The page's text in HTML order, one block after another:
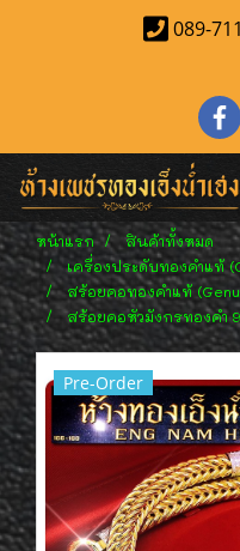
089-
หน้าแรก
สินค้าทั้งหมด
เครื่องประดับทองคำแท้
สร้อยคอทองคำแท้
สร้อยคอหัวมังกรทองคำ
Pre-Order